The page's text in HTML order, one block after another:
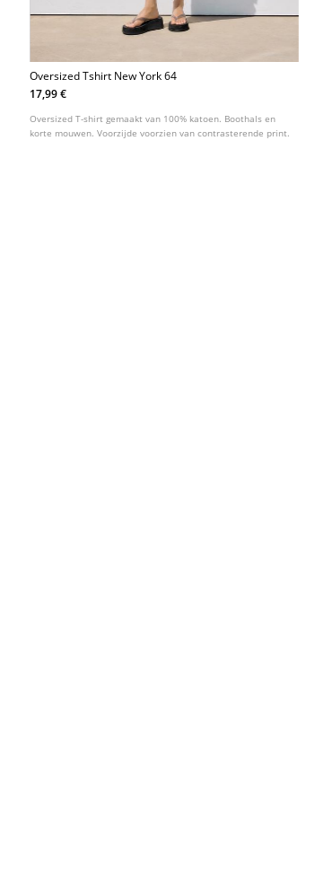
Oversized Tshirt New York 64
17,99 €
Oversized T-shirt gemaakt van 100% katoen. Boothals en
korte mouwen. Voorzijde voorzien van contrasterende print.